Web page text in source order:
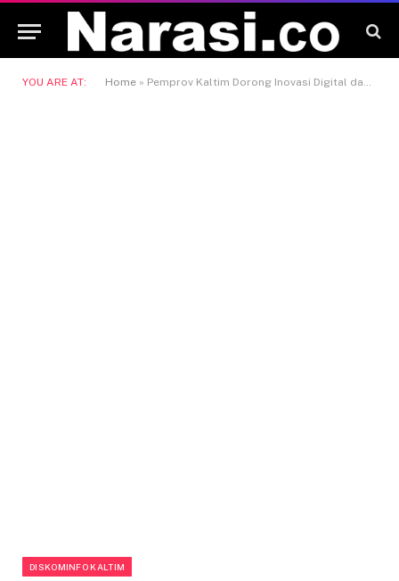
YOU ARE AT: Home » Pemprov Kaltim Dorong Inovasi Digital dan Sinergi Wilayah untuk Kendalikan Inflasi
DISKOMINFO KALTIM